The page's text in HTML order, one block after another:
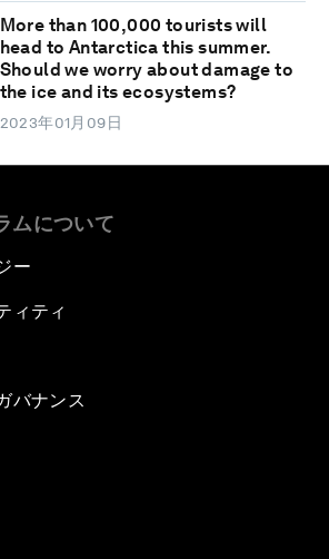
More than 100,000 tourists will
head to Antarctica this summer.
Should we worry about damage to
the ice and its ecosystems?
2023年01月09日
ムについて
ー
ィティ
バナンス